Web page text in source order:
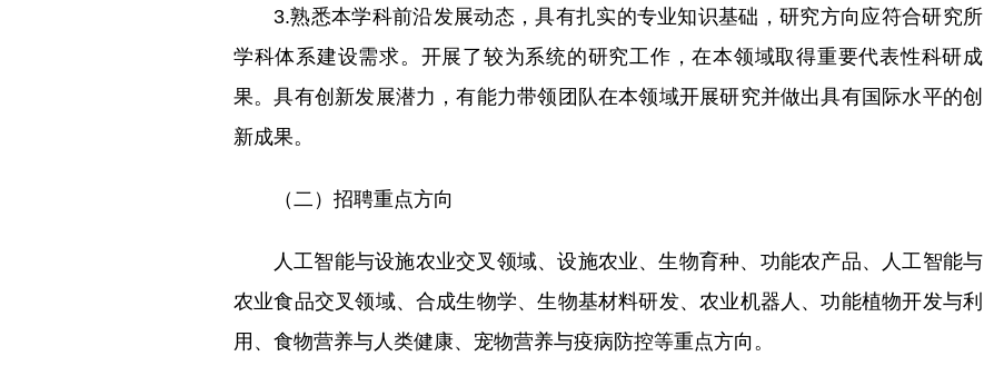
3.熟悉本学科前沿发展动态，具有扎实的专业知识基础，研究方向应符合研究所
学科体系建设需求。开展了较为系统的研究工作，在本领域取得重要代表性科研成
果。具有创新发展潜力，有能力带领团队在本领域开展研究并做出具有国际水平的创
新成果。
（二）招聘重点方向
人工智能与设施农业交叉领域、设施农业、生物育种、功能农产品、人工智能与
农业食品交叉领域、合成生物学、生物基材料研发、农业机器人、功能植物开发与利
用、食物营养与人类健康、宠物营养与疫病防控等重点方向。